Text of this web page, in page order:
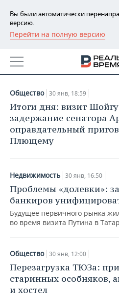
Вы были автоматически
версию.
Перейти на полную версию
РЕГИОНЫ
БАШКОРТОСТАН
УДМУРТИЯ
НОВОСТИ
НОВОСТИ АНАЛИТИКИ
ДЕКЛАРАЦИИ О ДОХОДАХ
КОРОЛИ ГОСЗАКАЗА ПФО
ВУЗЫ ТАТАРСТАНА
КОМУ ПРИНАДЛЕЖАТ
ТОРГОВЫЕ ЦЕНТРЫ
ТАТАРСТАНА
ЭКОНОМИКА
НОВОСТИ ЭКОНОМИКИ
ФИНАНСЫ
БАНКИ
БЮДЖЕТ
ИНВЕСТИЦИИ
ПРОМЫШЛЕННОСТЬ
НОВОСТИ
АГРОПРОМ
МАШИНОСТРОЕНИЕ
НЕФТЕХИМИЯ
ОПК
ЭНЕРГЕТИКА
НОВОСТИ НЕДВИЖИМОСТИ
АВТО
НОВОСТИ АВТО
БИЗНЕС
НОВОСТИ БИЗНЕСА
РОЗНИЧНАЯ ТОРГОВЛЯ
УСЛУГИ
ТЕХНОЛОГИИ
НОВОСТИ ТЕХНОЛОГИЙ
МЕДИА
МЕРОПРИЯТИЯ
ВЫЕЗДНАЯ РЕДАКЦИЯ
СПОРТ
НОВОСТИ СПОРТА
ОБЩЕСТВО
30.01.2019
Общество 30 янв, 18:59
Итоги дня: визит Шойгу
задержание сенатора
оправдательный
Плющему
Недвижимость 30 янв, 16:50
Проблемы «долевки»:
банкиров
Будущее первичного рынка
во время визита Путина в
Общество 30 янв, 12:00
Перезагрузка ТЮЗа:
старинных особняков,
и хостел